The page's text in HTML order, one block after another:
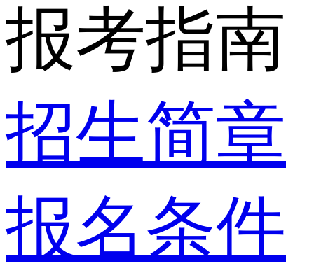
报考指南
招生简章
报名条件